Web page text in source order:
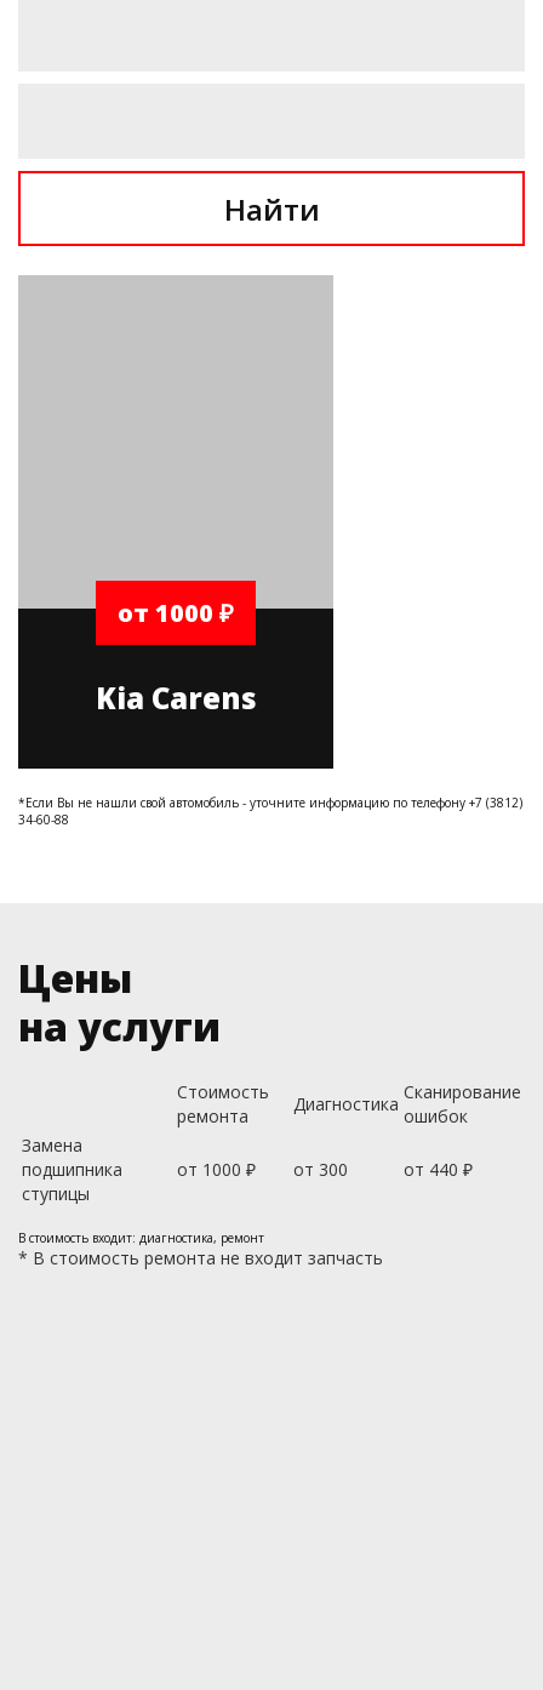
Найти
от 1000 ₽
Kia Carens
*Если Вы не нашли свой автомобиль - уточните информацию по телефону +7 (3812)
34-60-88
Цены
на услуги
Стоимость
ремонта
Диагностика
Сканирование
ошибок
Замена
подшипника
ступицы
от 1000 ₽ от 300 от 440 ₽
В стоимость входит: диагностика, ремонт
* В стоимость ремонта не входит запчасть